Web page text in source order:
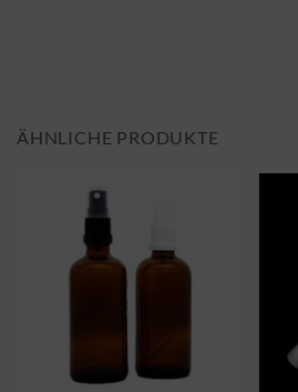
ÄHNLICHE PRODUKTE